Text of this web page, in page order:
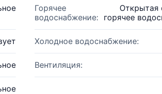
Горячее
водоснабжение:
Открытая
горячее
Холодное водоснабжение:
Вентиляция: